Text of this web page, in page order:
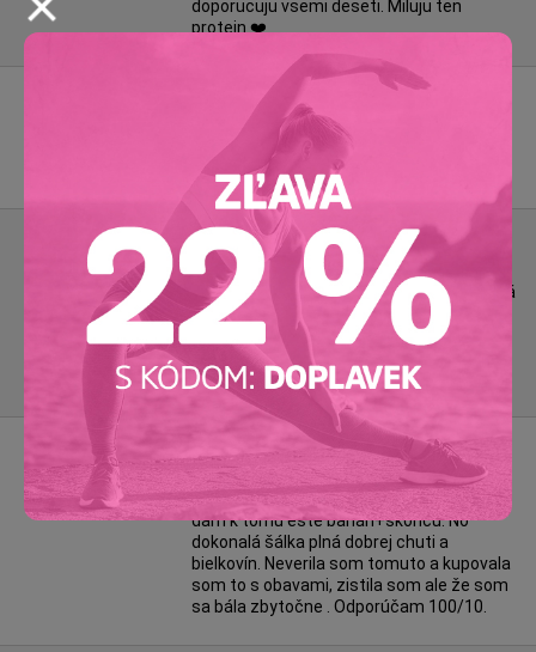
doporucuju vsemi deseti. Miluju ten
protein ❤️
Snickerdoodle
Za mě super skořicová chuť a tu miluji.
Petra N
Mňamka
Čekala jsem spíš chuť donutků, ale chutná
to jako skoricovy šnek nebo tak něco. Až
později jsem zjistila,že snickersdoodle je
skoricova sušenka. :-D
Každopádně mňam, super svačinka!
Protein
Skvelá chuť. S mliečkom užasné a ja si
dam k tomu ešte banán+škoricu. No
dokonalá šálka plná dobrej chuti a
bielkovín. Neverila som tomuto a kupovala
som to s obavami, zistila som ale že som
sa bála zbytočne . Odporúčam 100/10.